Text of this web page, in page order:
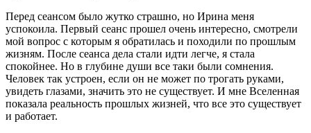
Перед сеансом было жутко страшно, но Ирина меня
успокоила. Первый сеанс прошел очень интересно, смотрели
мой вопрос с которым я обратилась и походили по прошлым
жизням. После сеанса дела стали идти легче, я стала
спокойнее. Но в глубине души все таки были сомнения.
Человек так устроен, если он не может по трогать руками,
увидеть глазами, значить это не существует. И мне Вселенная
показала реальность прошлых жизней, что все это существует
и работает.